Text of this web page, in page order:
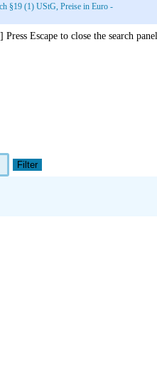
§19 (1) UStG, Preise in Euro -
Press Escape to close the search panel.
Filter